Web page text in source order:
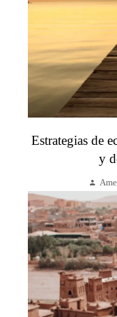
Estrategias de
y